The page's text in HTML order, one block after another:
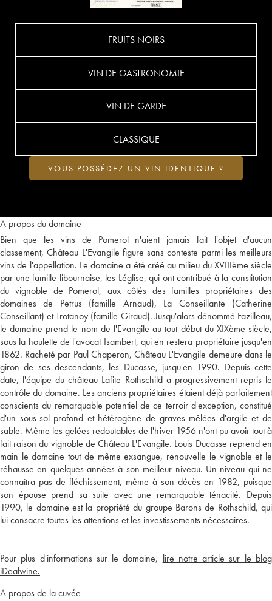
A propos du domaine
Bien que les vins de Pomerol n'aient jamais fait l'objet d'aucun
classement, Château L'Evangile figure sans conteste parmi les meilleurs
vins de l'appellation. Le domaine a été créé au milieu du XVIIIème siècle
par une famille libournaise, les Léglise, qui ont contribué à la constitution
du vignoble de Pomerol, aux côtés des familles propriétaires des
domaines de Petrus (famille Arnaud), La Conseillante (Catherine
Conseillant) et Trotanoy (famille Giraud). Jusqu'alors dénommé Fazilleau,
le domaine prend le nom de l'Evangile au tout début du XIXème siècle,
sous la houlette de l'avocat Isambert, qui en restera propriétaire jusqu'en
1862. Racheté par Paul Chaperon, Château L'Evangile demeure dans le
giron de ses descendants, les Ducasse, jusqu'en 1990. Depuis cette
date, l'équipe du château Lafite Rothschild a progressivement repris le
contrôle du domaine. Les anciens propriétaires étaient déjà parfaitement
conscients du remarquable potentiel de ce terroir d'exception, constitué
d'un sous-sol profond et hétérogène de graves mêlées d'argile et de
sable. Même les gelées redoutables de l'hiver 1956 n'ont pu avoir tout à
fait raison du vignoble de Château L'Evangile. Louis Ducasse reprend en
main le domaine tout de même exsangue, renouvelle le vignoble et le
réhausse en quelques années à son meilleur niveau. Un niveau qui ne
connaîtra pas de fléchissement, même à son décès en 1982, puisque
son épouse prend sa suite avec une remarquable ténacité. Depuis
1990, le domaine est la propriété du groupe Barons de Rothschild, qui
lui consacre toutes les attentions et les investissements nécessaires.
Pour plus d'informations sur le domaine, lire notre article sur le blog
iDealwine.
A propos de la cuvée
FRUITS NOIRS
VIN DE GASTRONOMIE
VIN DE GARDE
CLASSIQUE
VOUS POSSÉDEZ UN VIN IDENTIQUE ?